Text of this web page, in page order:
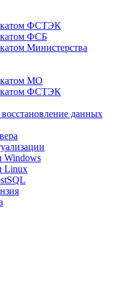
ФСТЭК
ФСБ
Министерства
МО
ФСТЭК
данных
Windows
Linux